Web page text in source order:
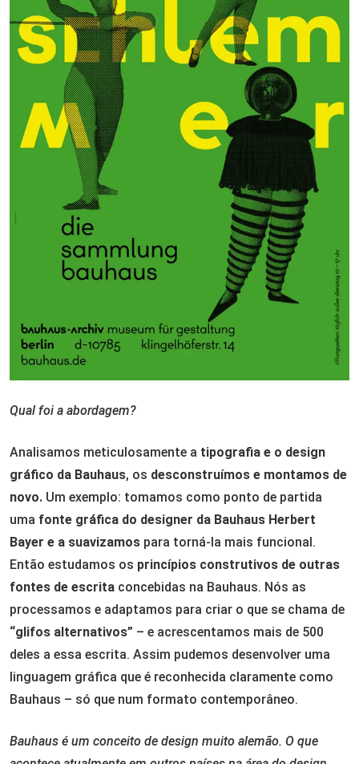
Qual foi a abordagem?
Analisamos meticulosamente a tipografia e o design
gráfico da Bauhaus, os desconstruímos e montamos de
novo. Um exemplo: tomamos como ponto de partida
uma fonte gráfica do designer da Bauhaus Herbert
Bayer e a suavizamos para torná-la mais funcional.
Então estudamos os princípios construtivos de outras
fontes de escrita concebidas na Bauhaus. Nós as
processamos e adaptamos para criar o que se chama de
“glifos alternativos” – e acrescentamos mais de 500
deles a essa escrita. Assim pudemos desenvolver uma
linguagem gráfica que é reconhecida claramente como
Bauhaus – só que num formato contemporâneo.
Bauhaus é um conceito de design muito alemão. O que